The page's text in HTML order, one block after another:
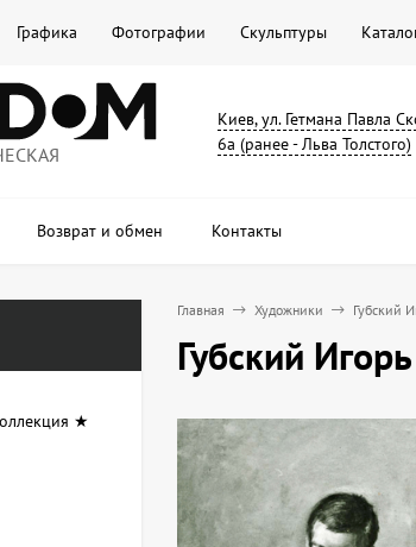
Графика Фотографии Скульптуры
Киев, ул. Гетмана Павла
6а (ранее - Льва Толстого)
Возврат и обмен Контакты
Главная Художники Губский
Губский
★